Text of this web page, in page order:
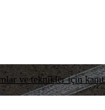
ve teknikler için